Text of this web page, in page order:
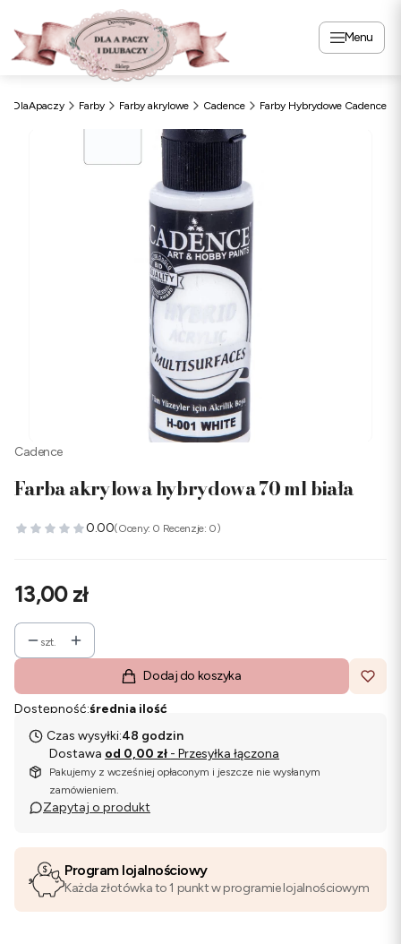
Menu
DlaApaczy Farby Farby akrylowe Cadence Farby Hybrydowe Cadence
Cadence
Farba akrylowa hybrydowa 70 ml biała
0.00(Oceny: 0 Recenzje: 0)
Cena
13,00 zł
szt.
Dodaj do koszyka
Dostępność:średnia ilość
Czas wysyłki:48 godzin
Dostawa od 0,00 zł - Przesyłka łączona
Pakujemy z wcześniej opłaconym i jeszcze nie wysłanym
zamówieniem.
Zapytaj o produkt
Program lojalnościowy
Każda złotówka to 1 punkt w programie lojalnościowym